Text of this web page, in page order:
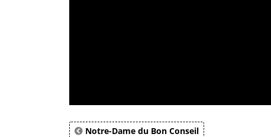
Notre-Dame du Bon Conseil